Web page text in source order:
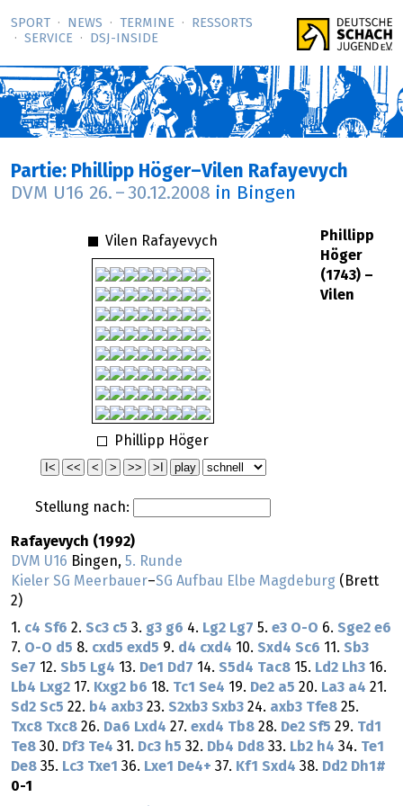
SPORT NEWS TERMINE
RESSORTS
SERVICE
DSJ-­INSIDE
Partie: Phillipp Höger–Vilen Rafayevych
DVM U16 26. – 30.12.2008 in Bingen
Vilen Rafayevych
Phillipp Höger
Stellung nach:
Phillipp
Höger
(1743) –
Vilen
Rafayevych (1992)
DVM U16 Bingen, 5. Runde
Kieler SG Meerbauer–SG Aufbau Elbe Magdeburg (Brett
2)
1. c4 Sf6 2. Sc3 c5 3. g3 g6 4. Lg2 Lg7 5. e3 O-O 6. Sge2 e6
7. O-O d5 8. cxd5 exd5 9. d4 cxd4 10. Sxd4 Sc6 11. Sb3
Se7 12. Sb5 Lg4 13. De1 Dd7 14. S5d4 Tac8 15. Ld2 Lh3 16.
Lb4 Lxg2 17. Kxg2 b6 18. Tc1 Se4 19. De2 a5 20. La3 a4 21.
Sd2 Sc5 22. b4 axb3 23. S2xb3 Sxb3 24. axb3 Tfe8 25.
Txc8 Txc8 26. Da6 Lxd4 27. exd4 Tb8 28. De2 Sf5 29. Td1
Te8 30. Df3 Te4 31. Dc3 h5 32. Db4 Dd8 33. Lb2 h4 34. Te1
De8 35. Lc3 Txe1 36. Lxe1 De4+ 37. Kf1 Sxd4 38. Dd2 Dh1#
0-1